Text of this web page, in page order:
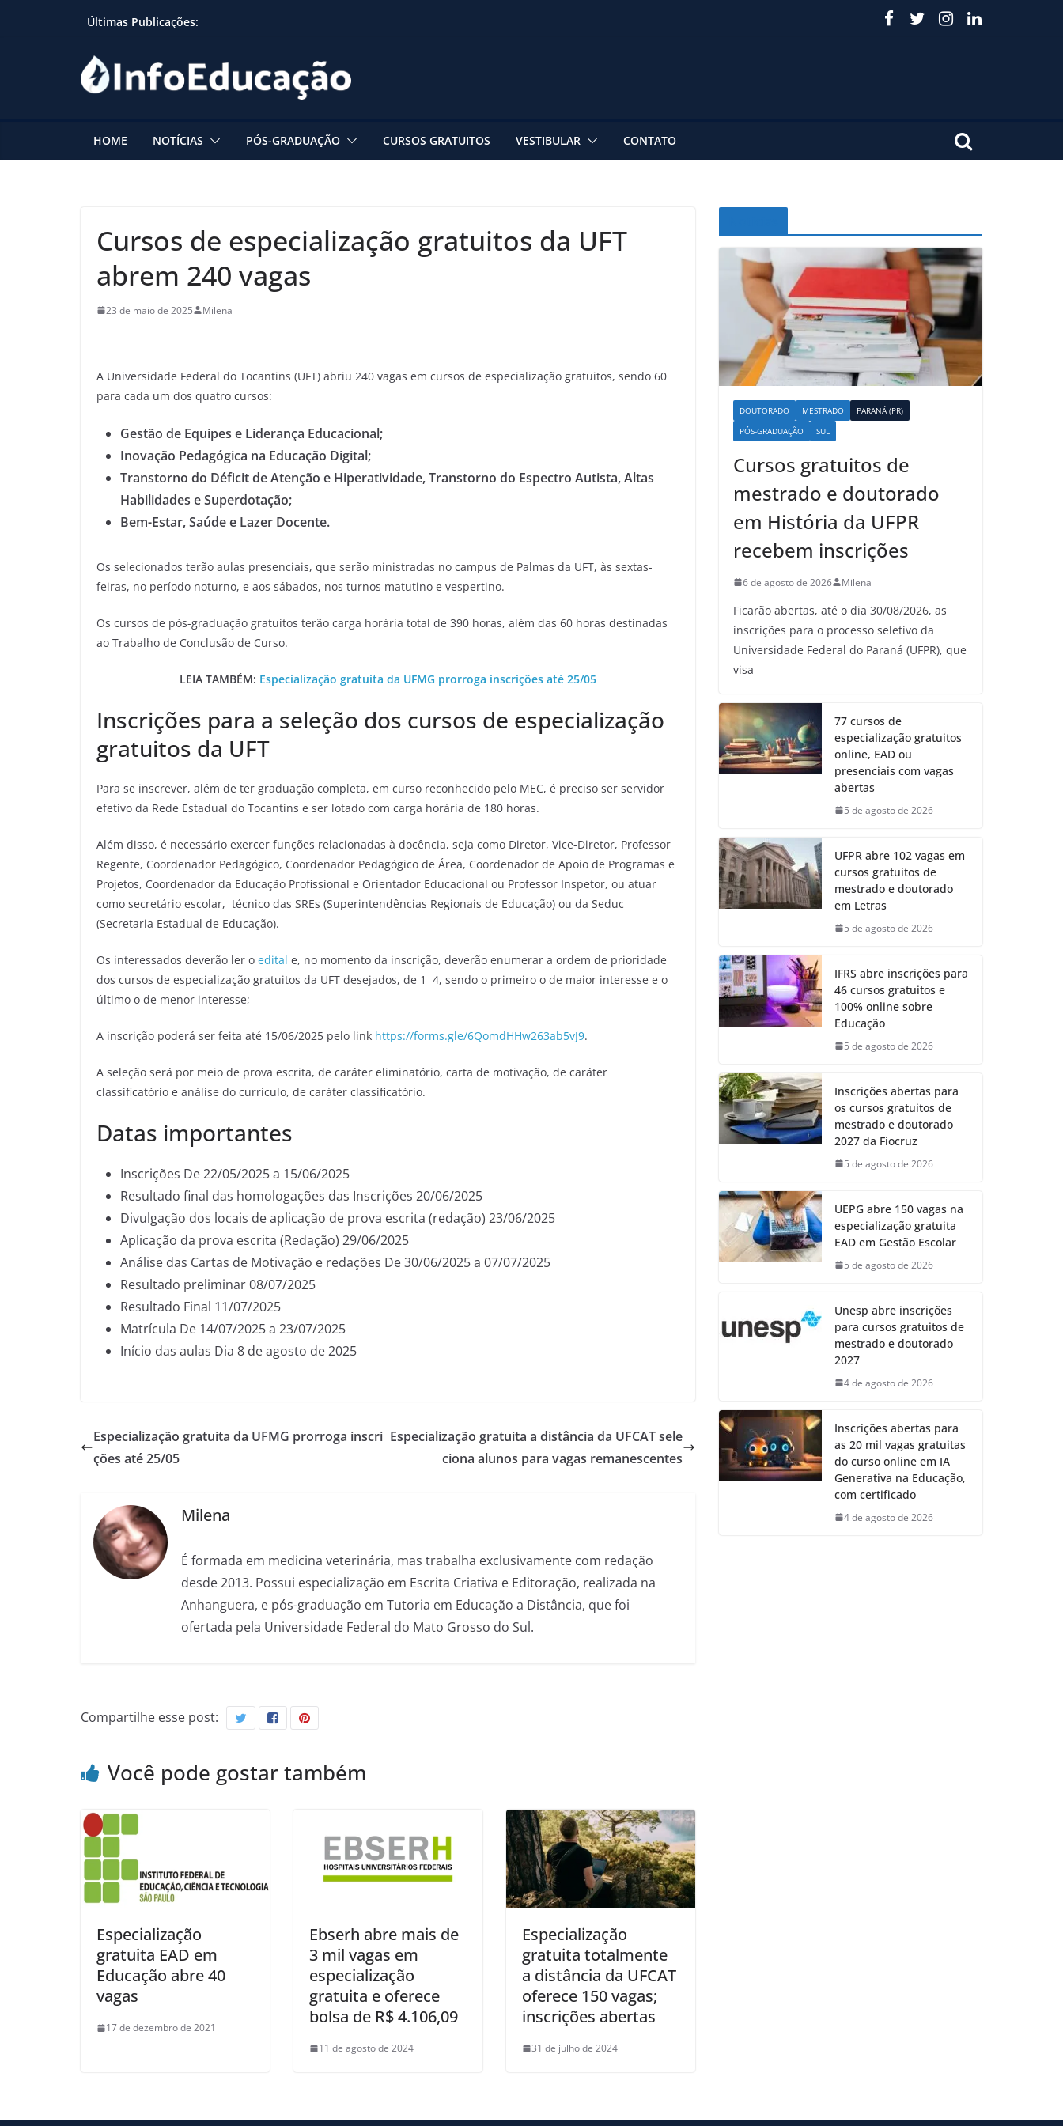
Últimas Publicações:
HOME NOTÍCIAS PÓS-GRADUAÇÃO CURSOS GRATUITOS VESTIBULAR CONTATO
Cursos de especialização gratuitos da UFT
abrem 240 vagas
23 de maio de 2025 Milena
A Universidade Federal do Tocantins (UFT) abriu 240 vagas em cursos de especialização gratuitos, sendo 60
para cada um dos quatro cursos:
Gestão de Equipes e Liderança Educacional;
Inovação Pedagógica na Educação Digital;
Transtorno do Déficit de Atenção e Hiperatividade, Transtorno do Espectro Autista, Altas
Habilidades e Superdotação;
Bem-Estar, Saúde e Lazer Docente.
Os selecionados terão aulas presenciais, que serão ministradas no campus de Palmas da UFT, às sextas-
feiras, no período noturno, e aos sábados, nos turnos matutino e vespertino.
Os cursos de pós-graduação gratuitos terão carga horária total de 390 horas, além das 60 horas destinadas
ao Trabalho de Conclusão de Curso.
LEIA TAMBÉM: Especialização gratuita da UFMG prorroga inscrições até 25/05
Inscrições para a seleção dos cursos de especialização
gratuitos da UFT
Para se inscrever, além de ter graduação completa, em curso reconhecido pelo MEC, é preciso ser servidor
efetivo da Rede Estadual do Tocantins e ser lotado com carga horária de 180 horas.
Além disso, é necessário exercer funções relacionadas à docência, seja como Diretor, Vice-Diretor, Professor
Regente, Coordenador Pedagógico, Coordenador Pedagógico de Área, Coordenador de Apoio de Programas e
Projetos, Coordenador da Educação Profissional e Orientador Educacional ou Professor Inspetor, ou atuar
como secretário escolar, técnico das SREs (Superintendências Regionais de Educação) ou da Seduc
(Secretaria Estadual de Educação).
Os interessados deverão ler o edital e, no momento da inscrição, deverão enumerar a ordem de prioridade
dos cursos de especialização gratuitos da UFT desejados, de 1 4, sendo o primeiro o de maior interesse e o
último o de menor interesse;
A inscrição poderá ser feita até 15/06/2025 pelo link https://forms.gle/6QomdHHw263ab5vJ9.
A seleção será por meio de prova escrita, de caráter eliminatório, carta de motivação, de caráter
classificatório e análise do currículo, de caráter classificatório.
Datas importantes
Inscrições De 22/05/2025 a 15/06/2025
Resultado final das homologações das Inscrições 20/06/2025
Divulgação dos locais de aplicação de prova escrita (redação) 23/06/2025
Aplicação da prova escrita (Redação) 29/06/2025
Análise das Cartas de Motivação e redações De 30/06/2025 a 07/07/2025
Resultado preliminar 08/07/2025
Resultado Final 11/07/2025
Matrícula De 14/07/2025 a 23/07/2025
Início das aulas Dia 8 de agosto de 2025
Especialização gratuita da UFMG prorroga inscri
ções até 25/05
Especialização gratuita a distância da UFCAT sele
ciona alunos para vagas remanescentes
Milena
É formada em medicina veterinária, mas trabalha exclusivamente com redação
desde 2013. Possui especialização em Escrita Criativa e Editoração, realizada na
Anhanguera, e pós-graduação em Tutoria em Educação a Distância, que foi
ofertada pela Universidade Federal do Mato Grosso do Sul.
Compartilhe esse post:
Você pode gostar também
Especialização
gratuita EAD em
Educação abre 40
vagas
17 de dezembro de 2021
Ebserh abre mais de
3 mil vagas em
especialização
gratuita e oferece
bolsa de R$ 4.106,09
11 de agosto de 2024
Especialização
gratuita totalmente
a distância da UFCAT
oferece 150 vagas;
inscrições abertas
31 de julho de 2024
DOUTORADO MESTRADO
PARANÁ (PR)
PÓS-GRADUAÇÃO
SUL
Cursos gratuitos de
mestrado e doutorado
em História da UFPR
recebem inscrições
6 de agosto de 2026 Milena
Ficarão abertas, até o dia 30/08/2026, as
inscrições para o processo seletivo da
Universidade Federal do Paraná (UFPR), que
visa
77 cursos de
especialização gratuitos
online, EAD ou
presenciais com vagas
abertas
5 de agosto de 2026
UFPR abre 102 vagas em
cursos gratuitos de
mestrado e doutorado
em Letras
5 de agosto de 2026
IFRS abre inscrições para
46 cursos gratuitos e
100% online sobre
Educação
5 de agosto de 2026
Inscrições abertas para
os cursos gratuitos de
mestrado e doutorado
2027 da Fiocruz
5 de agosto de 2026
UEPG abre 150 vagas na
especialização gratuita
EAD em Gestão Escolar
5 de agosto de 2026
Unesp abre inscrições
para cursos gratuitos de
mestrado e doutorado
2027
4 de agosto de 2026
Inscrições abertas para
as 20 mil vagas gratuitas
do curso online em IA
Generativa na Educação,
com certificado
4 de agosto de 2026